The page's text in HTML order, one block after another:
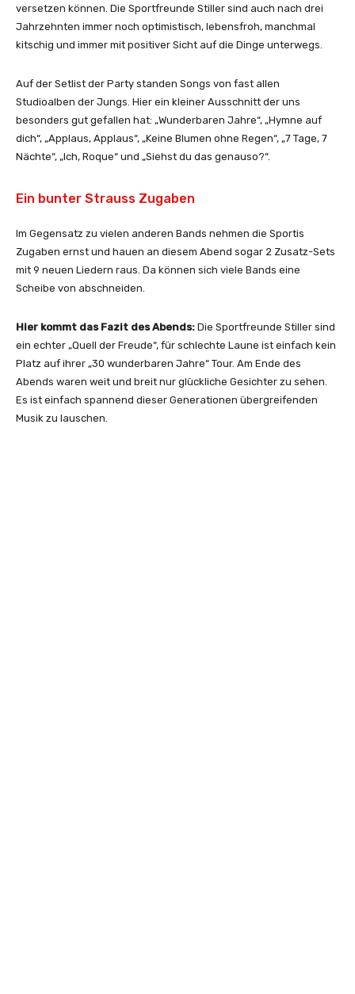
versetzen können. Die Sportfreunde Stiller sind auch nach drei
Jahrzehnten immer noch optimistisch, lebensfroh, manchmal
kitschig und immer mit positiver Sicht auf die Dinge unterwegs.
Auf der Setlist der Party standen Songs von fast allen
Studioalben der Jungs. Hier ein kleiner Ausschnitt der uns
besonders gut gefallen hat: „Wunderbaren Jahre“, „Hymne auf
dich“, „Applaus, Applaus“, „Keine Blumen ohne Regen“, „7 Tage, 7
Nächte“, „Ich, Roque“ und „Siehst du das genauso?“.
Ein bunter Strauss Zugaben
Im Gegensatz zu vielen anderen Bands nehmen die Sportis
Zugaben ernst und hauen an diesem Abend sogar 2 Zusatz-Sets
mit 9 neuen Liedern raus. Da können sich viele Bands eine
Scheibe von abschneiden.
Hier kommt das Fazit des Abends: Die Sportfreunde Stiller sind
ein echter „Quell der Freude“, für schlechte Laune ist einfach kein
Platz auf ihrer „30 wunderbaren Jahre“ Tour. Am Ende des
Abends waren weit und breit nur glückliche Gesichter zu sehen.
Es ist einfach spannend dieser Generationen übergreifenden
Musik zu lauschen.